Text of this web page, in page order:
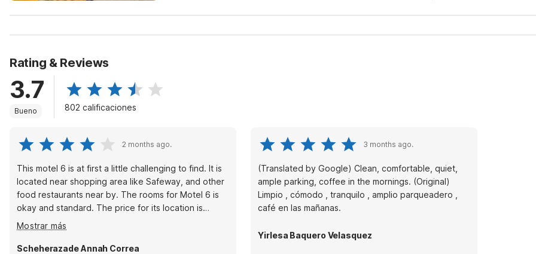
Rating & Reviews
3.7
Bueno 802 calificaciones
2 months ago.
This motel 6 is at first a little challenging to find. It is
located near shopping area like Safeway, and other
food restaurants near by. The rooms for Motel 6 is
okay and standard. The price for its location is
excellent. I have stayed there multiple times and will
stay there again.
Mostrar más
Scheherazade Annah Correa
3 months ago.
(Translated by Google) Clean, comfortable, quiet,
ample parking, coffee in the mornings. (Original)
Limpio , cómodo , tranquilo , amplio parqueadero ,
café en las mañanas.
Yirlesa Baquero Velasquez